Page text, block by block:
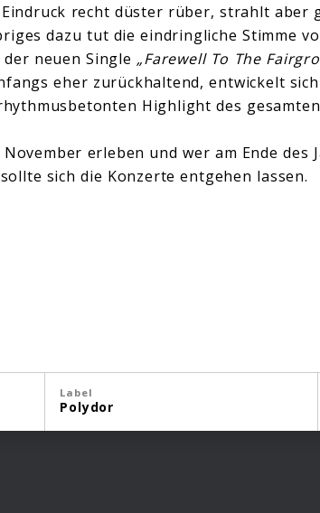
recht düster rüber, strahlt aber
dazu tut die eindringliche Stimme
der neuen Single„Farewell To The
eher zurückhaltend, entwickelt
Highlight des
erleben und wer am Ende des
sich die Konzerte entgehen lassen.
Label
Polydor